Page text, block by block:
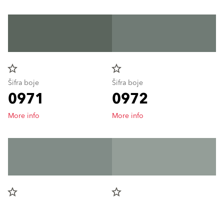
star_border
Šifra boje
0971
More info
star_border
Šifra boje
0972
More info
star_border
star_border